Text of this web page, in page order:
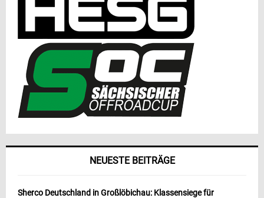
NEUESTE BEITRÄGE
Sherco Deutschland in Großlöbichau: Klassensiege für